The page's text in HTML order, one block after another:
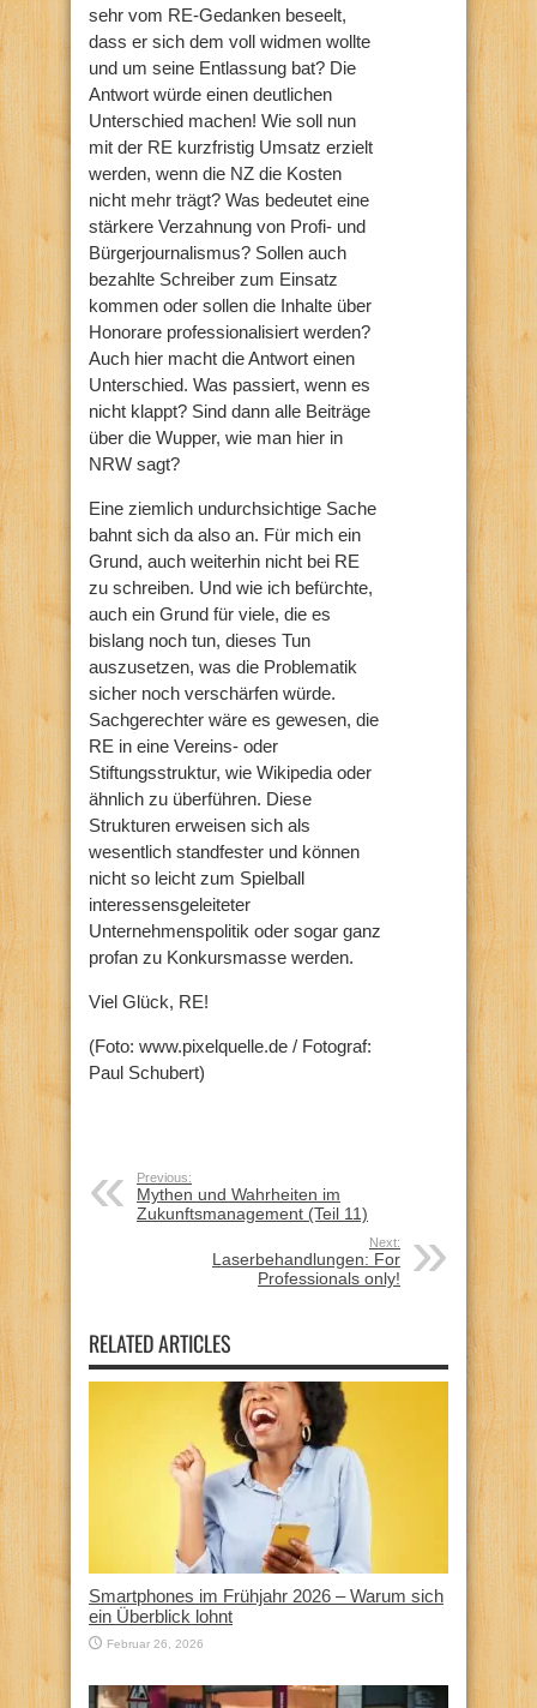
sehr vom RE-Gedanken beseelt,
dass er sich dem voll widmen wollte
und um seine Entlassung bat? Die
Antwort würde einen deutlichen
Unterschied machen! Wie soll nun
mit der RE kurzfristig Umsatz erzielt
werden, wenn die NZ die Kosten
nicht mehr trägt? Was bedeutet eine
stärkere Verzahnung von Profi- und
Bürgerjournalismus? Sollen auch
bezahlte Schreiber zum Einsatz
kommen oder sollen die Inhalte über
Honorare professionalisiert werden?
Auch hier macht die Antwort einen
Unterschied. Was passiert, wenn es
nicht klappt? Sind dann alle Beiträge
über die Wupper, wie man hier in
NRW sagt?
Eine ziemlich undurchsichtige Sache
bahnt sich da also an. Für mich ein
Grund, auch weiterhin nicht bei RE
zu schreiben. Und wie ich befürchte,
auch ein Grund für viele, die es
bislang noch tun, dieses Tun
auszusetzen, was die Problematik
sicher noch verschärfen würde.
Sachgerechter wäre es gewesen, die
RE in eine Vereins- oder
Stiftungsstruktur, wie Wikipedia oder
ähnlich zu überführen. Diese
Strukturen erweisen sich als
wesentlich standfester und können
nicht so leicht zum Spielball
interessensgeleiteter
Unternehmenspolitik oder sogar ganz
profan zu Konkursmasse werden.
Viel Glück, RE!
(Foto: www.pixelquelle.de / Fotograf:
Paul Schubert)
Previous:
Mythen und Wahrheiten im
Zukunftsmanagement (Teil 11)
Next:
Laserbehandlungen: For
Professionals only!
RELATED ARTICLES
Smartphones im Frühjahr 2026 – Warum sich
ein Überblick lohnt
Februar 26, 2026